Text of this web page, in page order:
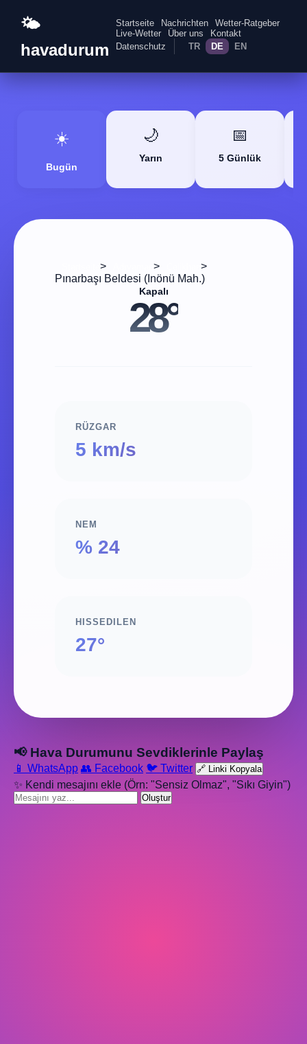
🌤️
havadurum
Startseite Nachrichten
Wetter-Ratgeber
Live-Wetter
Über uns
Kontakt
Datenschutz
TR DE EN
☀️
Bugün
🌙
Yarın
📅
5 Günlük
> >
>
Pınarbaşı Beldesi (Inönü Mah.)
Kapalı
28°
RÜZGAR
5 km/s
NEM
% 24
HISSEDILEN
27°
📢 Hava Durumunu Sevdiklerinle Paylaş
📱 WhatsApp 👥 Facebook 🐦 Twitter 🔗 Linki Kopyala
✨ Kendi mesajını ekle (Örn: "Sensiz Olmaz", "Sıkı Giyin")
Oluştur